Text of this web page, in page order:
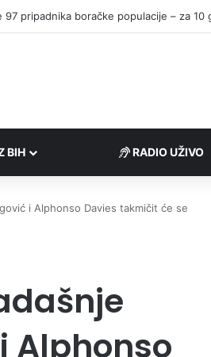
BIH RADIO UŽIVO
i Alphonso Davies takmičit će se
Alphonso